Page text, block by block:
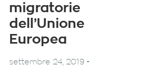
migratorie
dell’Unione
Europea
settembre 24, 2019 -